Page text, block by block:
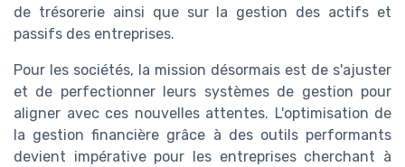
de trésorerie ainsi que sur la gestion des actifs et
passifs des entreprises.
Pour les sociétés, la mission désormais est de s'ajuster
et de perfectionner leurs systèmes de gestion pour
aligner avec ces nouvelles attentes. L'optimisation de
la gestion financière grâce à des outils performants
devient impérative pour les entreprises cherchant à